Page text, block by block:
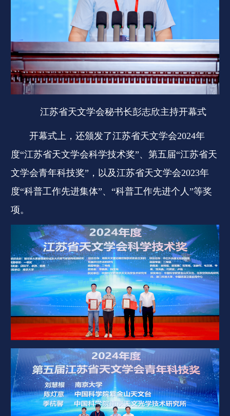
江苏省天文学会秘书长彭志欣主持开幕式
开幕式上，还颁发了江苏省天文学会2024年
度“江苏省天文学会科学技术奖”、第五届“江苏省天
文学会青年科技奖”，以及江苏省天文学会2023年
度“科普工作先进集体”、“科普工作先进个人”等奖
项。